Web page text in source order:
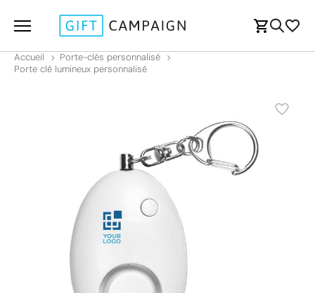
Accueil
Porte-clés personnalisé
Porte clé lumineux personnalisé